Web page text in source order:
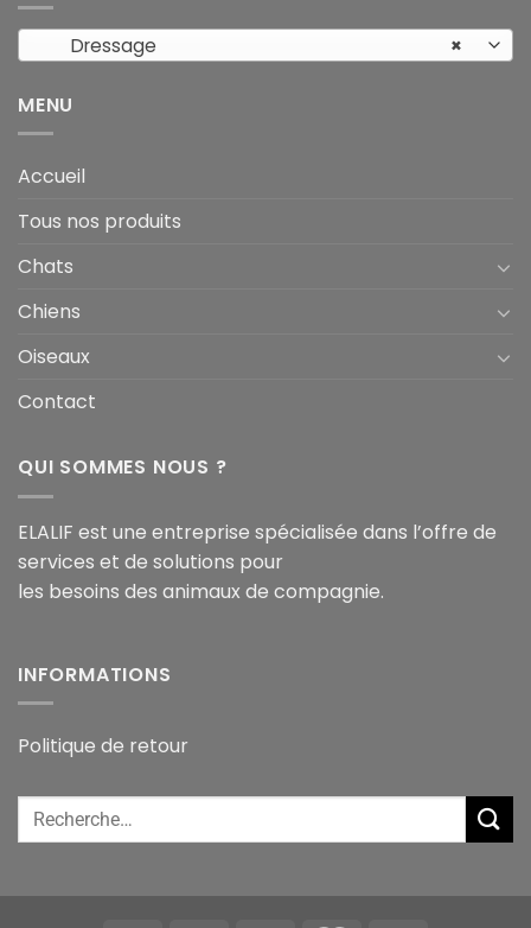
×
Dressage
MENU
Accueil
Tous nos produits
Chats
Chiens
Oiseaux
Contact
QUI SOMMES NOUS ?
ELALIF est une entreprise spécialisée dans l’offre de
services et de solutions pour
les besoins des animaux de compagnie.
INFORMATIONS
Politique de retour